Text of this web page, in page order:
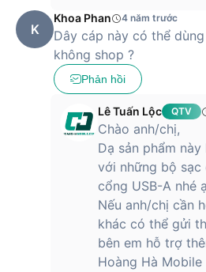
K
Khoa Phan 4 năm trước
Dây cáp này có thể
không shop ?
Phản hồi
Lê Tuấn Lộc QTV
Chào anh/chị,
Dạ sản phẩm
với những bộ
cổng USB-A nhé
Nếu anh/chị cần
khác có thể gửi
bên em hỗ trợ
Hoàng Hà